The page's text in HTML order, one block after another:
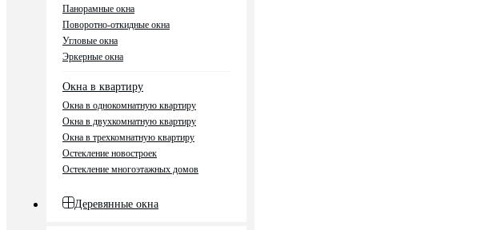
Панорамные окна
Поворотно-откидные окна
Угловые окна
Эркерные окна
Окна в квартиру
Окна в однокомнатную квартиру
Окна в двухкомнатную квартиру
Окна в трехкомнатную квартиру
Остекление новостроек
Остекление многоэтажных домов
Деревянные окна